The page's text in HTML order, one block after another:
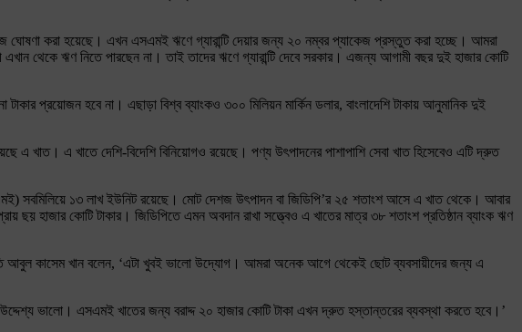
ঘোষণা করা হয়েছে। এখন এসএমই ঋণে গ্যারান্টি দেয়ার জন্য ২০ নম্বর প্যাকেজ প্রস্তুত করা হচ্ছে। আমরা
থেকে ঋণ নিতে পারছেন না। তাই তাদের ঋণে গ্যারান্টি দেবে সরকার। এজন্য আগামী বছর দুই হাজার কোটি
প্রয়োজন হবে না। এছাড়া বিশ্ব ব্যাংকও ৩০০ মিলিয়ন মার্কিন ডলার, বাংলাদেশি টাকায় আনুমানিক দুই
এ খাত। এ খাতে দেশি-বিদেশি বিনিয়োগও রয়েছে। পণ্য উৎপাদনের পাশাপাশি সেবা খাত হিসেবেও এটি দ্রুত
সবমিলিয়ে ১৩ লাখ ইউনিট রয়েছে। মোট দেশজ উৎপাদন বা জিডিপি’র ২৫ শতাংশ আসে এ খাত থেকে। আবার
ছয় হাজার কোটি টাকার। জিডিপিতে এমন অবদান রাখা সত্ত্বেও এ খাতের মাত্র ৩৮ শতাংশ প্রতিষ্ঠান ব্যাংক ঋণ
আবুল কাসেম খান বলেন, ‘এটা খুবই ভালো উদ্যোগ। আমরা অনেক আগে থেকেই ছোট ব্যবসায়ীদের জন্য এ
ভালো। এসএমই খাতের জন্য বরাদ্দ ২০ হাজার কোটি টাকা এখন দ্রুত হস্তান্তরের ব্যবস্থা করতে হবে।’